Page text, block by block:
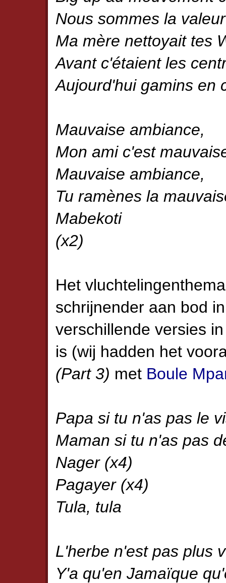
Nous sommes la
Ma mère nettoyait tes
Avant c'étaient les
Aujourd'hui gamins en
Mauvaise ambiance,
Mon ami c'est
Mauvaise ambiance,
Tu ramènes la
Mabekoti
(x2)
Het
schrijnender aan bod
verschillende versies
is (wij hadden het
(Part 3) met Boule
Papa si tu n'as pas le
Maman si tu n'as pas
Nager (x4)
Pagayer (x4)
Tula, tula
L'herbe n'est pas plus
Y'a qu'en Jamaïque